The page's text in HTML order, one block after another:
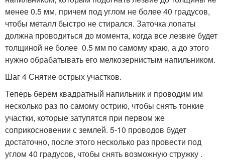
менее 0.5 мм, причем под углом не более 40 градусов,
чтобы металл быстро не стирался. Заточка лопаты
должна проводиться до момента, когда все лезвие будет
толщиной не более 0.5 мм по самому краю, а до этого
нужно обрабатывать его мелкозернистым напильником.
Шаг 4 Снятие острых участков.
Теперь берем квадратный напильник и проводим им
несколько раз по самому острию, чтобы снять тонкие
участки, которые затупятся при первом же
соприкосновении с землей. 5-10 проводов будет
достаточно, после этого несколько раз провести под
углом 40 градусов, чтобы снять возможную стружку .